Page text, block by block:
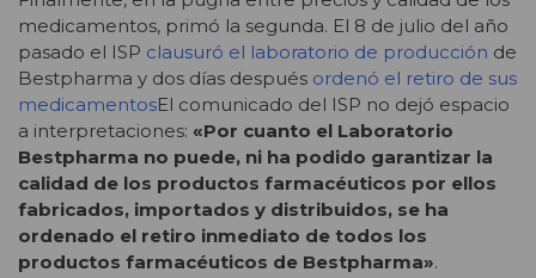
medicamentos, primó la segunda. El 8 de julio del año
pasado el ISP clausuró el laboratorio de producción de
Bestpharma y dos días después ordenó el retiro de sus
medicamentosEl comunicado del ISP no dejó espacio
a interpretaciones: «Por cuanto el Laboratorio
Bestpharma no puede, ni ha podido garantizar la
calidad de los productos farmacéuticos por ellos
fabricados, importados y distribuidos, se ha
ordenado el retiro inmediato de todos los
productos farmacéuticos de Bestpharma».